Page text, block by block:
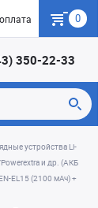
Гарантия
0
350-22-33
устройства Li-
и др. (АКБ
EL15 (2100 мАч) +